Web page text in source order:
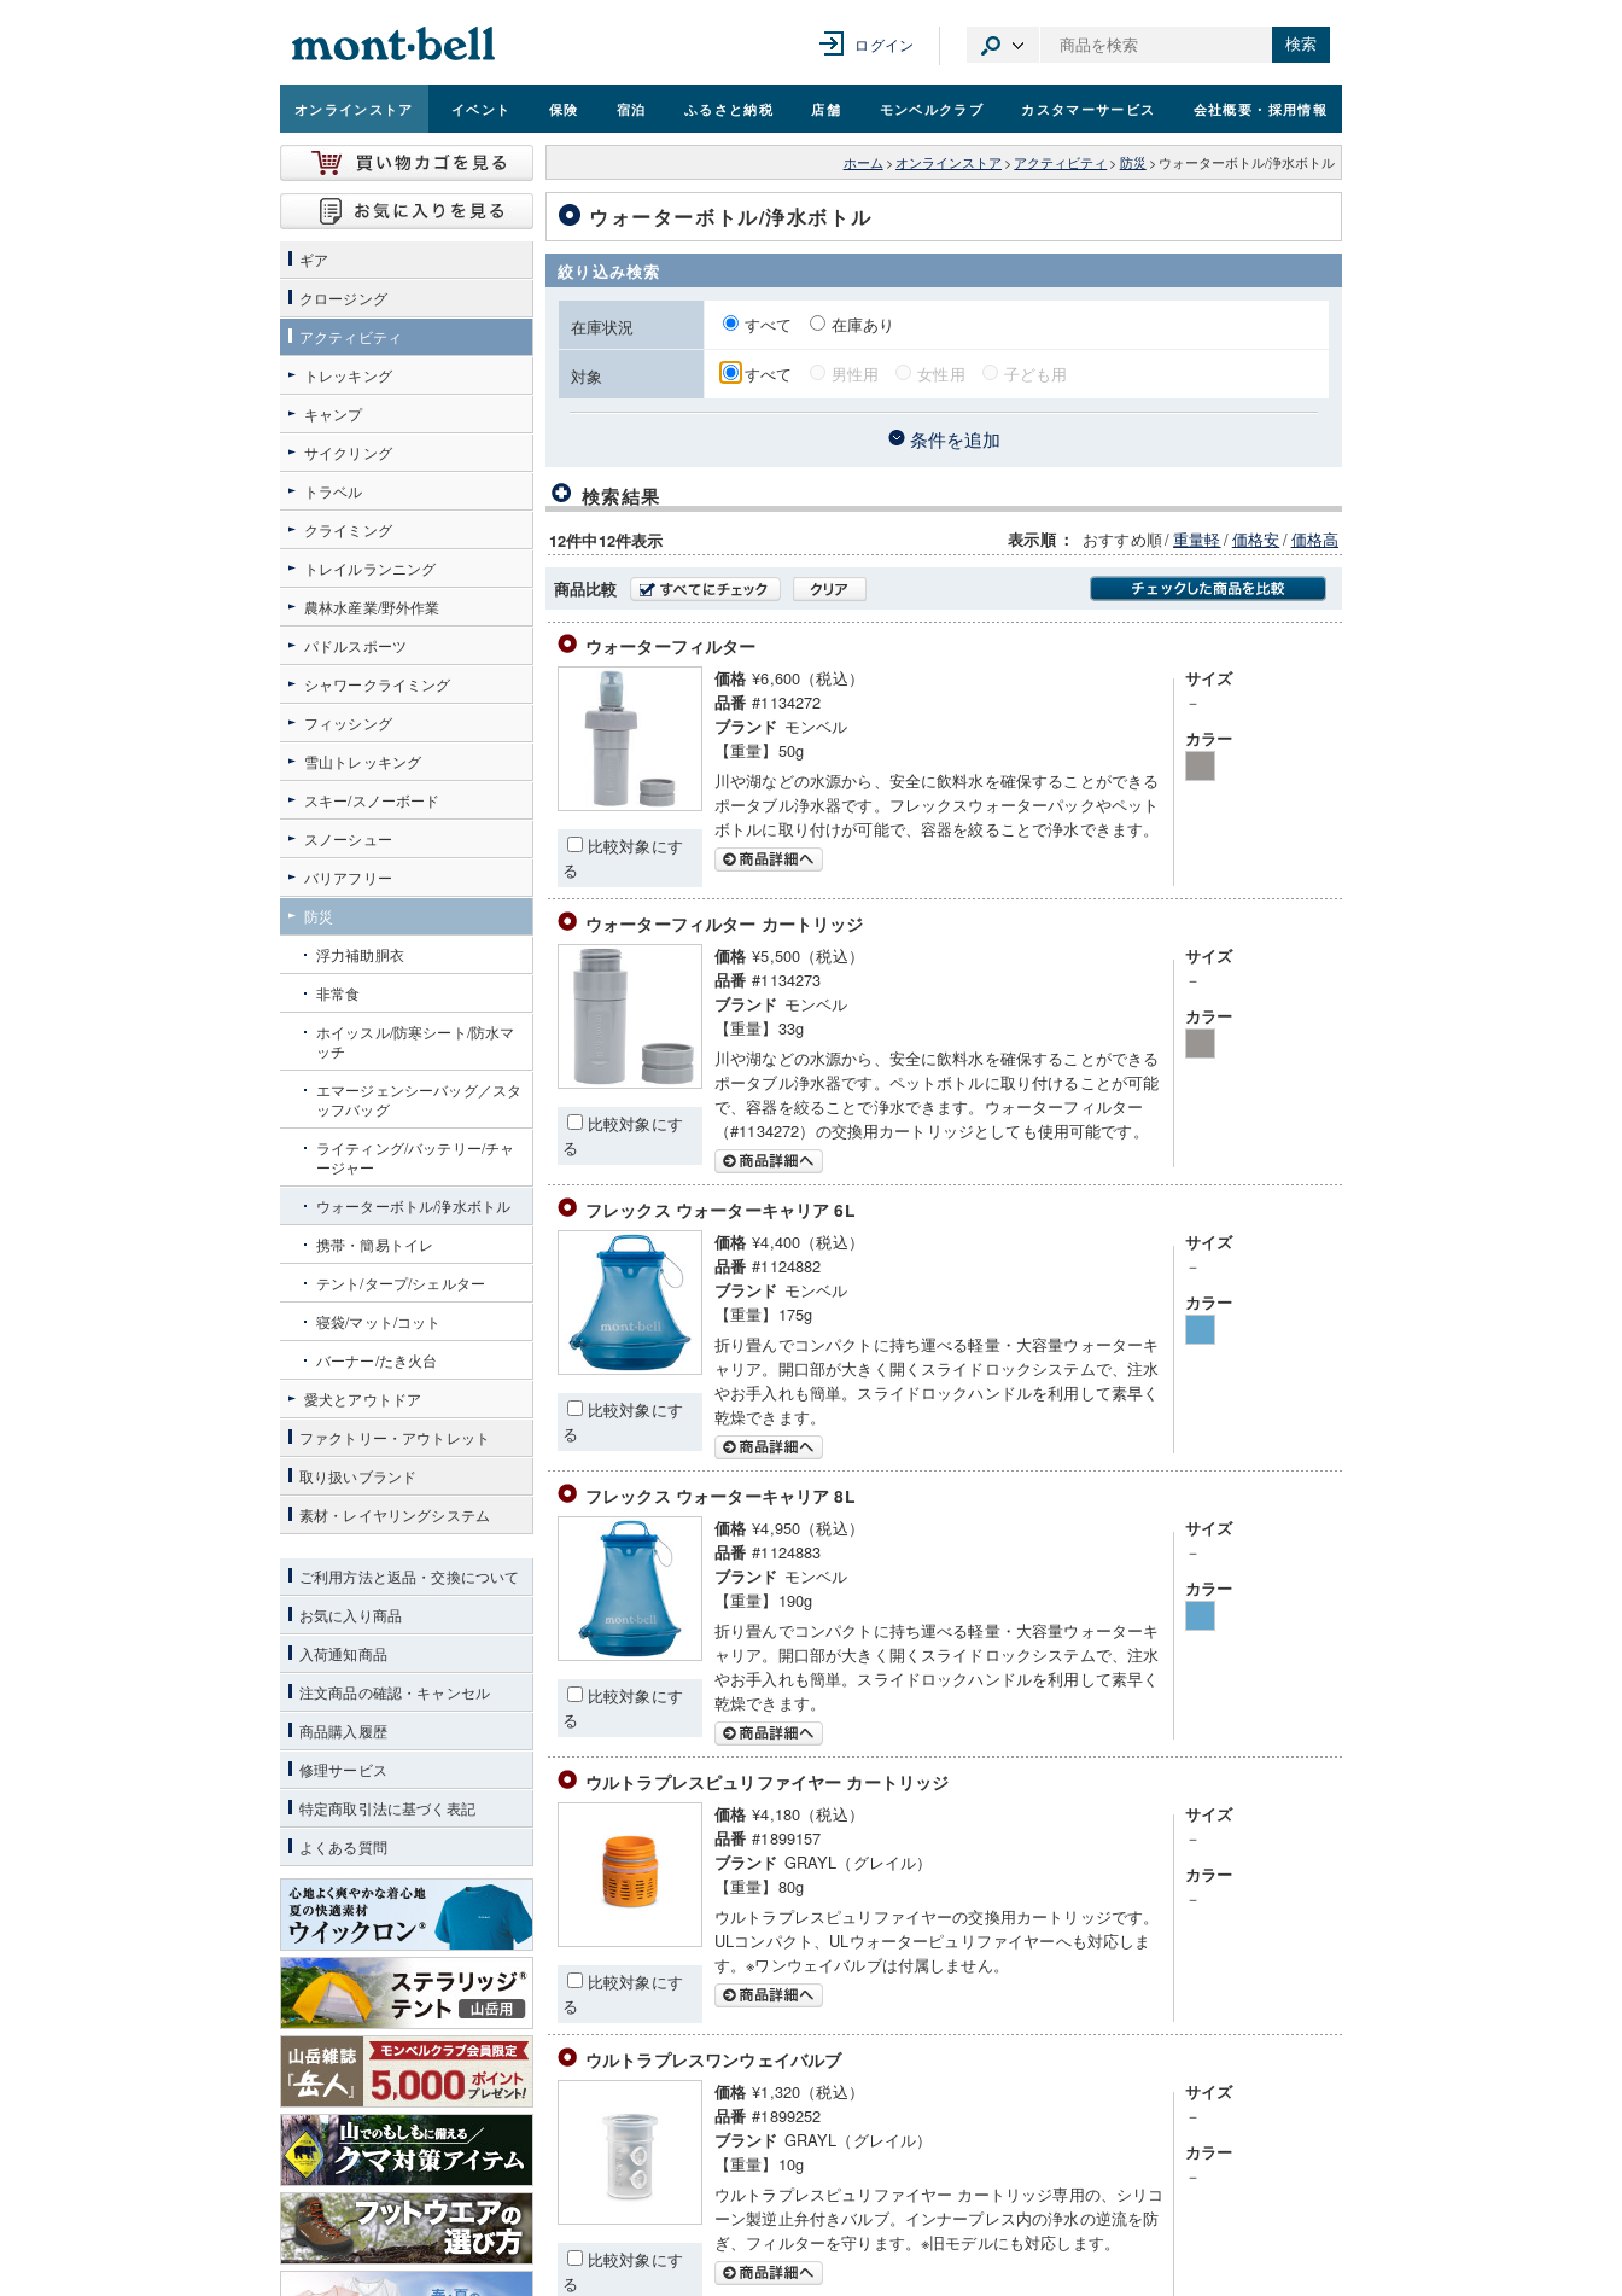
ログイン 検索
オンラインストア イベント 保険 宿泊 ふるさと納税 店舗 モンベルクラブ カスタマーサービス 会社概要 ・採用情報
ホーム > オンラインストア > アクティビティ > 防災 > ウォーターボトル/浄水ボトル
ウォーターボトル/浄水ボトル
絞り込み検索
在庫状況 すべて 在庫あり
対象 すべて 男性用 女性用 子ども用
条件を追加
検索結果
12件中12件表示 表示順 ： おすすめ順/重量軽/価格安/価格高
商品比較
ウォーターフィルター
比較対象にす
る
価格 ¥6,600（税込）
品番 #1134272
ブランド モンベル
【重量】50g
川や湖などの水源から、安全に飲料水を確保することができる
ポータブル浄水器です。フレックスウォーターパックやペット
ボトルに取り付けが可能で、容器を絞ることで浄水できます。
サイズ
－
カラー
ウォーターフィルター カートリッジ
比較対象にす
る
価格 ¥5,500（税込）
品番 #1134273
ブランド モンベル
【重量】33g
川や湖などの水源から、安全に飲料水を確保することができる
ポータブル浄水器です。ペットボトルに取り付けることが可能
で、容器を絞ることで浄水できます。ウォーターフィルター
（#1134272）の交換用カートリッジとしても使用可能です。
サイズ
－
カラー
フレックス ウォーターキャリア 6L
比較対象にす
る
価格 ¥4,400（税込）
品番 #1124882
ブランド モンベル
【重量】175g
折り畳んでコンパクトに持ち運べる軽量・大容量ウォーターキ
ャリア。開口部が大きく開くスライドロックシステムで、注水
やお手入れも簡単。スライドロックハンドルを利用して素早く
乾燥できます。
サイズ
－
カラー
フレックス ウォーターキャリア 8L
比較対象にす
る
価格 ¥4,950（税込）
品番 #1124883
ブランド モンベル
【重量】190g
折り畳んでコンパクトに持ち運べる軽量・大容量ウォーターキ
ャリア。開口部が大きく開くスライドロックシステムで、注水
やお手入れも簡単。スライドロックハンドルを利用して素早く
乾燥できます。
サイズ
－
カラー
ウルトラプレスピュリファイヤー カートリッジ
比較対象にす
る
価格 ¥4,180（税込）
品番 #1899157
ブランド GRAYL（グレイル）
【重量】80g
ウルトラプレスピュリファイヤーの交換用カートリッジです。
ULコンパクト、ULウォーターピュリファイヤーへも対応しま
す。※ワンウェイバルブは付属しません。
サイズ
－
カラー
－
ウルトラプレスワンウェイバルブ
比較対象にす
る
価格 ¥1,320（税込）
品番 #1899252
ブランド GRAYL（グレイル）
【重量】10g
ウルトラプレスピュリファイヤー カートリッジ専用の、シリコ
ーン製逆止弁付きバルブ。インナープレス内の浄水の逆流を防
ぎ、フィルターを守ります。※旧モデルにも対応します。
サイズ
－
カラー
－
ギア
クロージング
アクティビティ
トレッキング
キャンプ
サイクリング
トラベル
クライミング
トレイルランニング
農林水産業/野外作業
パドルスポーツ
シャワークライミング
フィッシング
雪山トレッキング
スキー/スノーボード
スノーシュー
バリアフリー
防災
浮力補助胴衣
非常食
ホイッスル/防寒シート/防水マ
ッチ
エマージェンシーバッグ／スタ
ッフバッグ
ライティング/バッテリー/チャ
ージャー
ウォーターボトル/浄水ボトル
携帯・簡易トイレ
テント/タープ/シェルター
寝袋/マット/コット
バーナー/たき火台
愛犬とアウトドア
ファクトリー・アウトレット
取り扱いブランド
素材・レイヤリングシステム
ご利用方法と返品・交換について
お気に入り商品
入荷通知商品
注文商品の確認・キャンセル
商品購入履歴
修理サービス
特定商取引法に基づく表記
よくある質問